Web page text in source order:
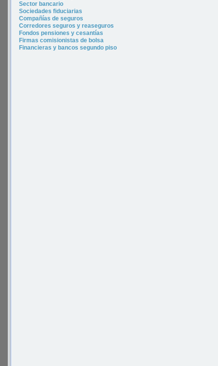
Sector bancario
Sociedades fiduciarias
Compañías de seguros
Corredores seguros y reaseguros
Fondos pensiones y cesantías
Firmas comisionistas de bolsa
Financieras y bancos segundo piso